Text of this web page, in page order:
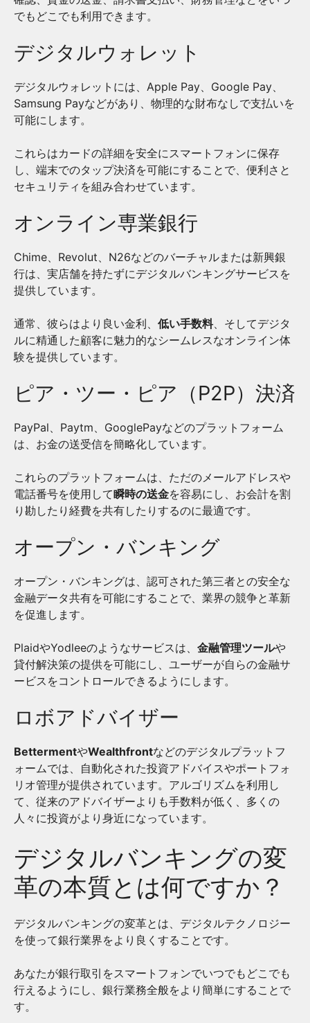
でもどこでも利用できます。
デジタルウォレット
デジタルウォレットには、Apple Pay、Google Pay、
Samsung Payなどがあり、物理的な財布なしで支払いを
可能にします。
これらはカードの詳細を安全にスマートフォンに保存
し、端末でのタップ決済を可能にすることで、便利さと
セキュリティを組み合わせています。
オンライン専業銀行
Chime、Revolut、N26などのバーチャルまたは新興銀
行は、実店舗を持たずにデジタルバンキングサービスを
提供しています。
通常、彼らはより良い金利、 低い手数料、そしてデジタ
ルに精通した顧客に魅力的なシームレスなオンライン体
験を提供しています。
ピア・ツー・ピア（P2P）決済
PayPal、Paytm、GooglePayなどのプラットフォーム
は、お金の送受信を簡略化しています。
これらのプラットフォームは、ただのメールアドレスや
電話番号を使用して瞬時の送金を容易にし、お会計を割
り勘したり経費を共有したりするのに最適です。
オープン・バンキング
オープン・バンキングは、認可された第三者との安全な
金融データ共有を可能にすることで、業界の競争と革新
を促進します。
PlaidやYodleeのようなサービスは、 金融管理ツールや
貸付解決策の提供を可能にし、ユーザーが自らの金融サ
ービスをコントロールできるようにします。
ロボアドバイザー
BettermentやWealthfrontなどのデジタルプラットフ
ォームでは、自動化された投資アドバイスやポートフォ
リオ管理が提供されています。アルゴリズムを利用し
て、従来のアドバイザーよりも手数料が低く、多くの
人々に投資がより身近になっています。
デジタルバンキングの変
革の本質とは何ですか？
デジタルバンキングの変革とは、デジタルテクノロジー
を使って銀行業界をより良くすることです。
あなたが銀行取引をスマートフォンでいつでもどこでも
行えるようにし、銀行業務全般をより簡単にすることで
す。